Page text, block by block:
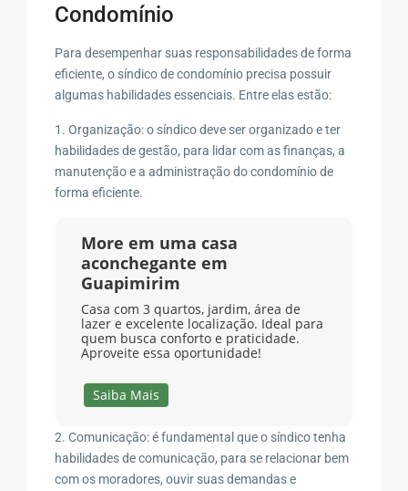
Condomínio
Para desempenhar suas responsabilidades de forma
eficiente, o síndico de condomínio precisa possuir
algumas habilidades essenciais. Entre elas estão:
1. Organização: o síndico deve ser organizado e ter
habilidades de gestão, para lidar com as finanças, a
manutenção e a administração do condomínio de
forma eficiente.
More em uma casa
aconchegante em
Guapimirim
Casa com 3 quartos, jardim, área de
lazer e excelente localização. Ideal para
quem busca conforto e praticidade.
Aproveite essa oportunidade!
Saiba Mais
2. Comunicação: é fundamental que o síndico tenha
habilidades de comunicação, para se relacionar bem
com os moradores, ouvir suas demandas e